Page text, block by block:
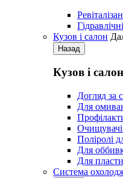
Кузов і салон
Назад
Кузов і салон
Догляд за
Для
Очищувачі
Поліролі
Для
Для
Система